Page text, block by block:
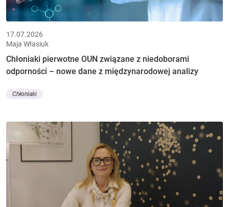
17.07.2026
Maja Własiuk
Chłoniaki pierwotne OUN związane z niedoborami
odporności – nowe dane z międzynarodowej analizy
Chłoniaki